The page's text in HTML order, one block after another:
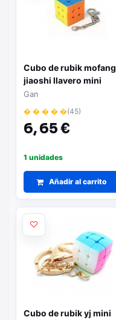
Cubo de rubik mofang
jiaoshi llavero mini
3.5cm
Gan
� � � � �(45)
6,65 €
1 unidades
Añadir al carrito
Cubo de rubik yj mini